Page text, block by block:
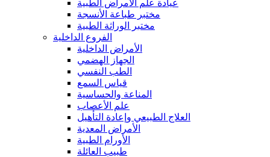
عيادة علم الأمراض الطبية
مختبر طباعة الأنسجة
مختبر الوراثة الطبية
الفروع الداخلية
الأمراض الداخلية
الجهاز الهضمي
الطب النفسي
قياس السمع
المناعة والحساسية
علم الأعصاب
العلاج الطبيعي وإعادة التأهيل
الأمراض المعدية
الأورام الطبية
طبيب العائلة